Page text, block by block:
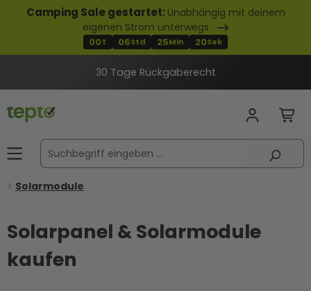
springen
Camping Sale gestartet: Unabhängig mit deinem
eigenen Strom unterwegs
00T 06Std 25Min 19Sek
30 Tage Rückgaberecht
Solarmodule
Solarpanel & Solarmodule
kaufen